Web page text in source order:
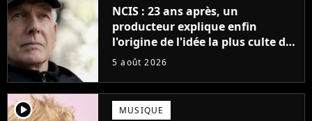
NCIS : 23 ans après, un
producteur explique enfin
l'origine de l'idée la plus culte de
la série (et on ne parle pas du
5 août 2026
player2 MUSIQUE